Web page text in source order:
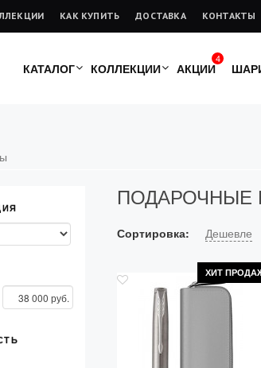
КАК КУПИТЬ ДОСТАВКА КОНТАКТЫ
КАТАЛОГ КОЛЛЕКЦИИ
4
АКЦИИ
ПОДАРОЧНЫЕ
Сортировка: Дешевле
ХИТ